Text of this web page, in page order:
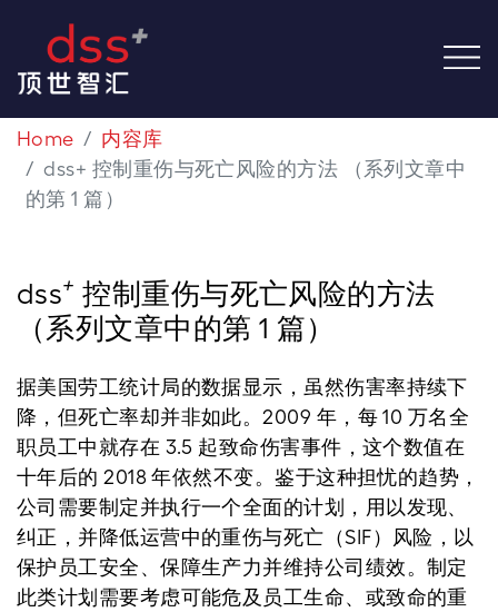
Home
内容库
dss+ 控制重伤与死亡风险的方法 （系列文章中
的第 1 篇）
dss+ 控制重伤与死亡风险的方法
（系列文章中的第 1 篇）
据美国劳工统计局的数据显示，虽然伤害率持续下
降，但死亡率却并非如此。2009 年，每 10 万名全
职员工中就存在 3.5 起致命伤害事件，这个数值在
十年后的 2018 年依然不变。鉴于这种担忧的趋势，
公司需要制定并执行一个全面的计划，用以发现、
纠正，并降低运营中的重伤与死亡（SIF）风险，以
保护员工安全、保障生产力并维持公司绩效。制定
此类计划需要考虑可能危及员工生命、或致命的重